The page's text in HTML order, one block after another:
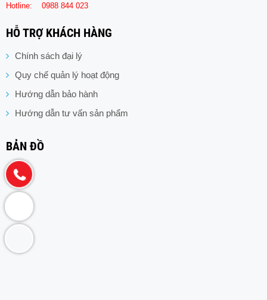
Hotline:
0988 844 023
HỖ TRỢ KHÁCH HÀNG
Chính sách đại lý
Quy chế quản lý hoạt động
Hướng dẫn bảo hành
Hướng dẫn tư vấn sản phẩm
BẢN ĐỒ